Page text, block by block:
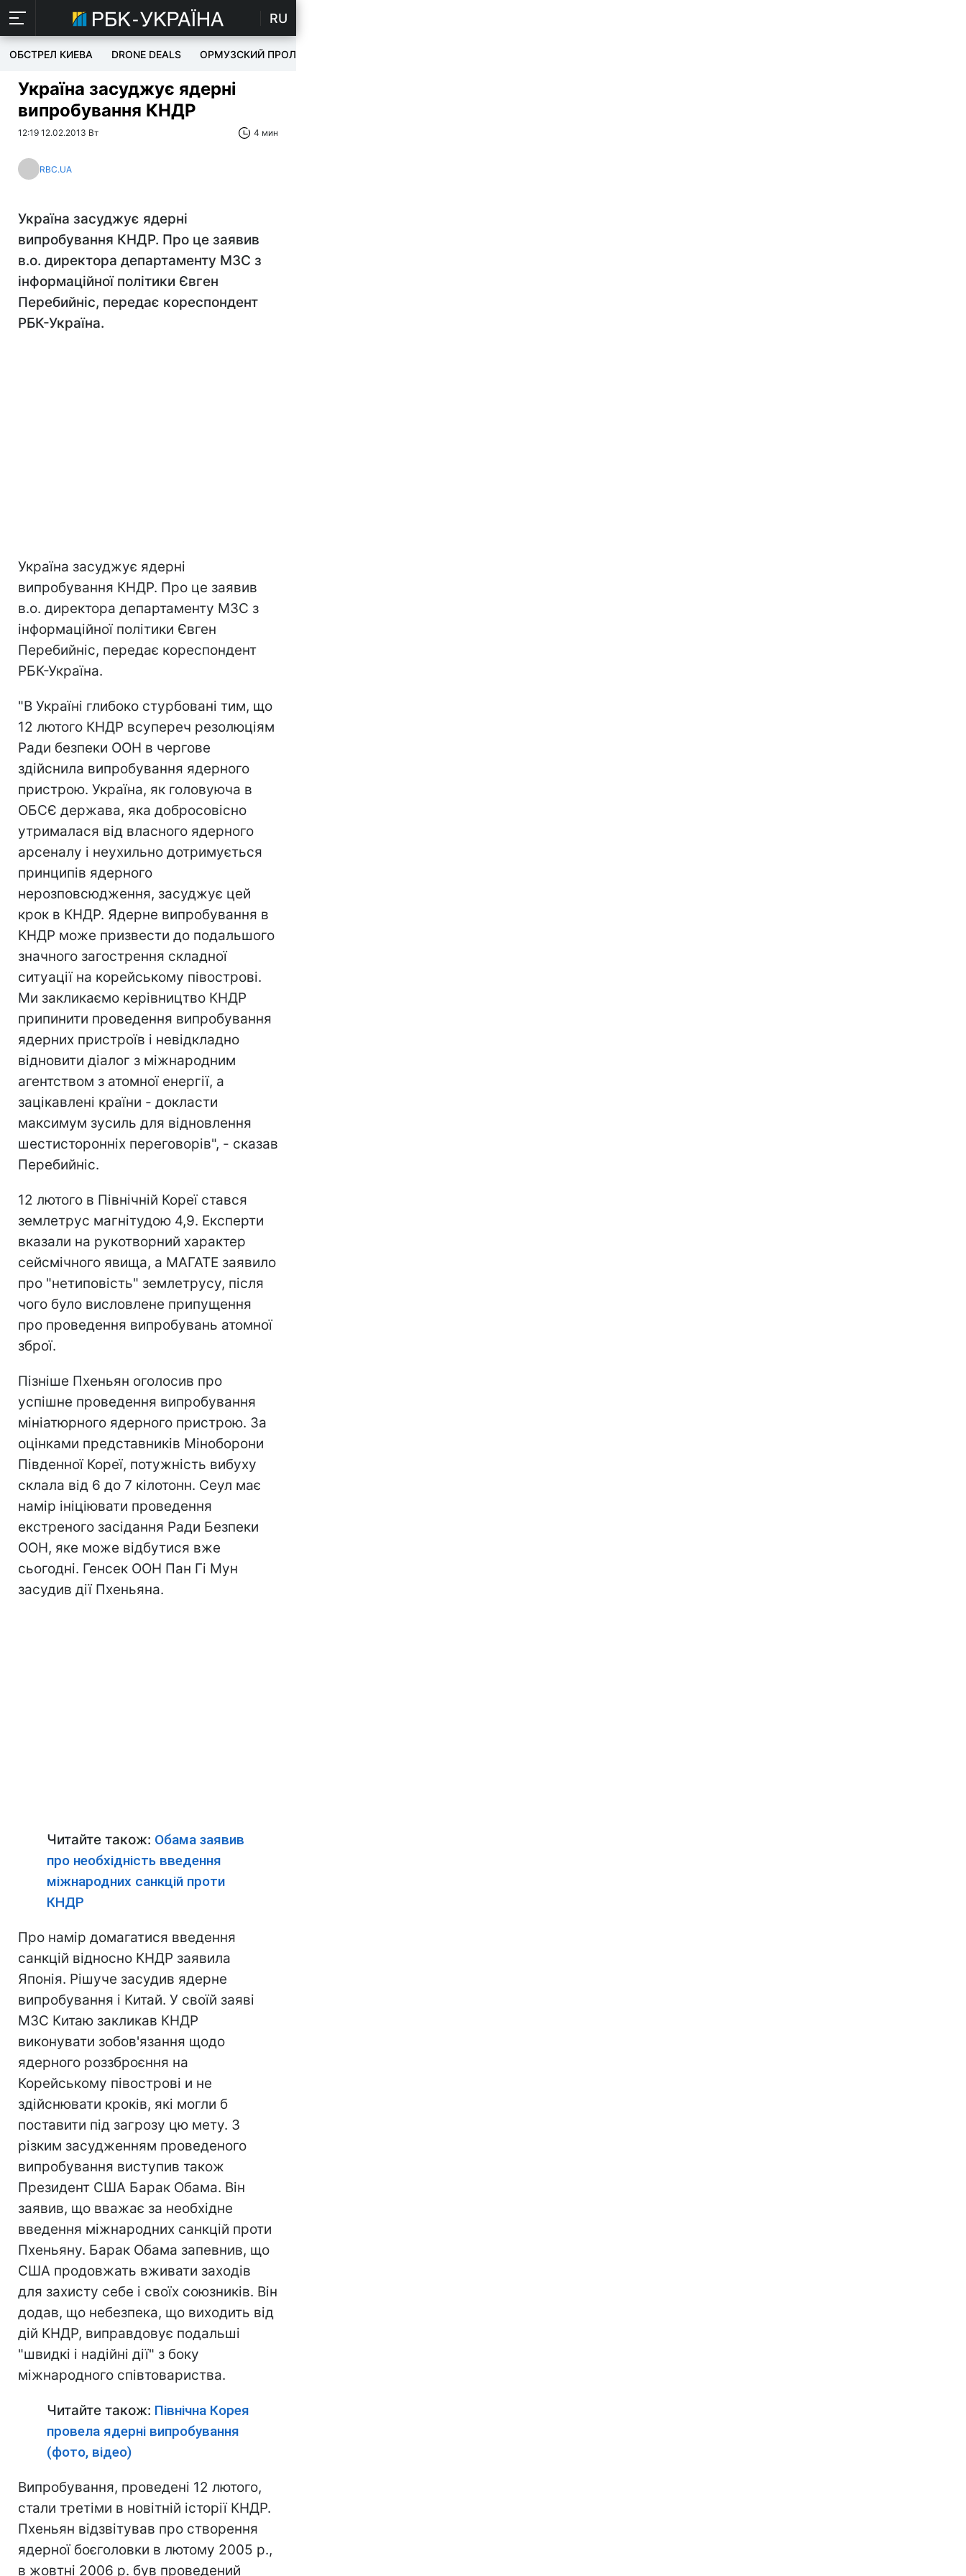
RU
ОБСТРЕЛ КИЕВА DRONE DEALS ОРМУЗСКИЙ ПРОЛИВ
Україна засуджує ядерні
випробування КНДР
12:19 12.02.2013 Вт 4 мин
RBC.UA
Україна засуджує ядерні
випробування КНДР. Про це заявив
в.о. директора департаменту МЗС з
інформаційної політики Євген
Перебийніс, передає кореспондент
РБК-Україна.
Україна засуджує ядерні
випробування КНДР. Про це заявив
в.о. директора департаменту МЗС з
інформаційної політики Євген
Перебийніс, передає кореспондент
РБК-Україна.
"В Україні глибоко стурбовані тим, що
12 лютого КНДР всупереч резолюціям
Ради безпеки ООН в чергове
здійснила випробування ядерного
пристрою. Україна, як головуюча в
ОБСЄ держава, яка добросовісно
утрималася від власного ядерного
арсеналу і неухильно дотримується
принципів ядерного
нерозповсюдження, засуджує цей
крок в КНДР. Ядерне випробування в
КНДР може призвести до подальшого
значного загострення складної
ситуації на корейському півострові.
Ми закликаємо керівництво КНДР
припинити проведення випробування
ядерних пристроїв і невідкладно
відновити діалог з міжнародним
агентством з атомної енергії, а
зацікавлені країни - докласти
максимум зусиль для відновлення
шестисторонніх переговорів", - сказав
Перебийніс.
12 лютого в Північній Кореї стався
землетрус магнітудою 4,9. Експерти
вказали на рукотворний характер
сейсмічного явища, а МАГАТЕ заявило
про "нетиповість" землетрусу, після
чого було висловлене припущення
про проведення випробувань атомної
зброї.
Пізніше Пхеньян оголосив про
успішне проведення випробування
мініатюрного ядерного пристрою. За
оцінками представників Міноборони
Південної Кореї, потужність вибуху
склала від 6 до 7 кілотонн. Сеул має
намір ініціювати проведення
екстреного засідання Ради Безпеки
ООН, яке може відбутися вже
сьогодні. Генсек ООН Пан Гі Мун
засудив дії Пхеньяна.
Читайте також: Обама заявив
про необхідність введення
міжнародних санкцій проти
КНДР
Про намір домагатися введення
санкцій відносно КНДР заявила
Японія. Рішуче засудив ядерне
випробування і Китай. У своїй заяві
МЗС Китаю закликав КНДР
виконувати зобов'язання щодо
ядерного роззброєння на
Корейському півострові и не
здійснювати кроків, які могли б
поставити під загрозу цю мету. З
різким засудженням проведеного
випробування виступив також
Президент США Барак Обама. Він
заявив, що вважає за необхідне
введення міжнародних санкцій проти
Пхеньяну. Барак Обама запевнив, що
США продовжать вживати заходів
для захисту себе і своїх союзників. Він
додав, що небезпека, що виходить від
дій КНДР, виправдовує подальші
"швидкі і надійні дії" з боку
міжнародного співтовариства.
Читайте також: Північна Корея
провела ядерні випробування
(фото, відео)
Випробування, проведені 12 лютого,
стали третіми в новітній історії КНДР.
Пхеньян відзвітував про створення
ядерної боєголовки в лютому 2005 р.,
в жовтні 2006 р. був проведений